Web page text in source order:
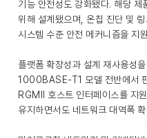
기능 안전성도 강화됐다. 해당
위해 설계됐으며, 온칩 진단 및
시스템 수준 안전 메커니즘을 지
플랫폼 확장성과 설계 재사용성
1000BASE-T1 모델 전반에서
RGMII 호스트 인터페이스를 지
유지하면서도 네트워크 대역폭